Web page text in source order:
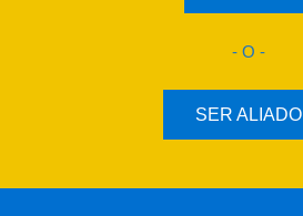
- O -
SER ALIADO